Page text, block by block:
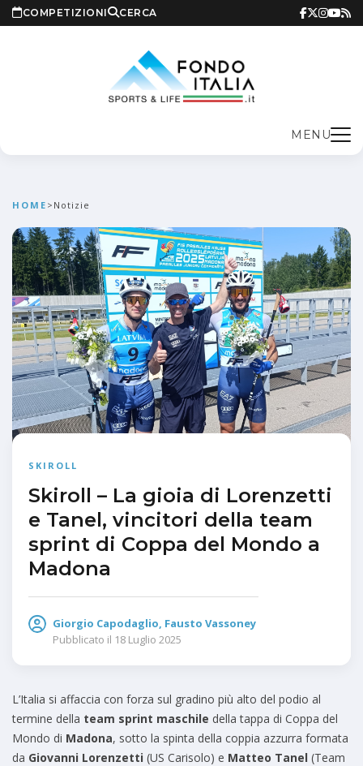
COMPETIZIONI CERCA
MENU
HOME > Notizie
SKIROLL
Skiroll – La gioia di Lorenzetti
e Tanel, vincitori della team
sprint di Coppa del Mondo a
Madona
Giorgio Capodaglio, Fausto Vassoney
Pubblicato il 18 Luglio 2025
L’Italia si affaccia con forza sul gradino più alto del podio al
termine della team sprint maschile della tappa di Coppa del
Mondo di Madona, sotto la spinta della coppia azzurra formata
da Giovanni Lorenzetti (US Carisolo) e Matteo Tanel (Team